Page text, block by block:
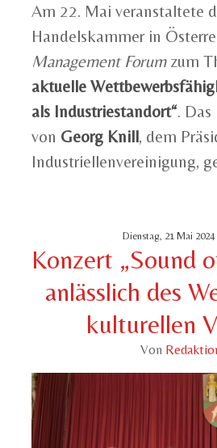
Am 22. Mai veranstaltete
Handelskammer in
Management Forumzum
aktuelle
als Industriestandort“. Das
von Georg Knill, dem
Industriellenvereinigung,
Dienstag, 21 Mai 2024
Konzert „Sound
anlässlich des
kulturellen
Von